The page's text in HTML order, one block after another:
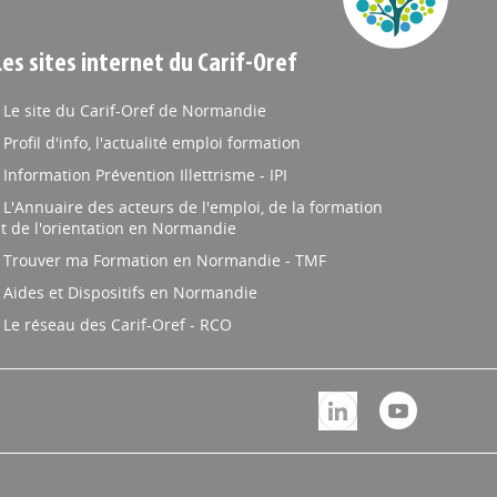
sites internet du Carif-Oref
Le site du Carif-Oref de Normandie
Profil d'info, l'actualité emploi formation
Information Prévention Illettrisme - IPI
L'Annuaire des acteurs de l'emploi, de la formation
de l'orientation en Normandie
Trouver ma Formation en Normandie - TMF
Aides et Dispositifs en Normandie
Le réseau des Carif-Oref - RCO